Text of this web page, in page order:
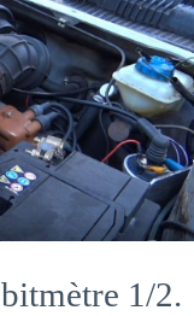
1/2.